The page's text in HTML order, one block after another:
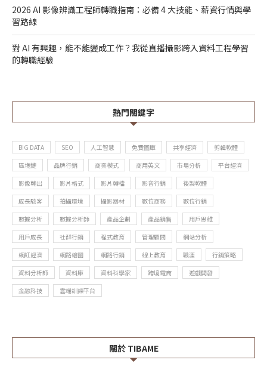
2026 AI 影像辨識工程師轉職指南：必備 4 大技能、薪資行情與學
習路線
對 AI 有興趣，能不能變成工作？我從直播攝影跨入資料工程學習
的轉職經驗
熱門關鍵字
BIG DATA SEO 人工智慧 免費圖庫 共享經濟
剪輯軟體
區塊鏈
品牌行銷 商業模式 商用英文 市場分析
平台經濟
影像輸出
影片格式 影片轉檔 影音行銷
後製軟體
成長駭客
拍攝環境 攝影器材 數位商務
數位行銷
數據分析
數據分析師 產品企劃 產品銷售
用戶思維
用戶成長
社群行銷 程式教育 管理顧問
網站分析
網紅經濟
網路繪圖 網路行銷 線上教育 職涯
行銷策略
資料分析師
資料庫 資料科學家 跨境電商
遊戲開發
金融科技
雲端訓練平台
關於 TIBAME